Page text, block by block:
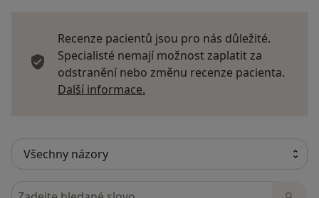
Recenze pacientů jsou pro nás důležité.
Specialisté nemají možnost zaplatit za
odstranění nebo změnu recenze pacienta.
Další informace.
Hledejte v názorech